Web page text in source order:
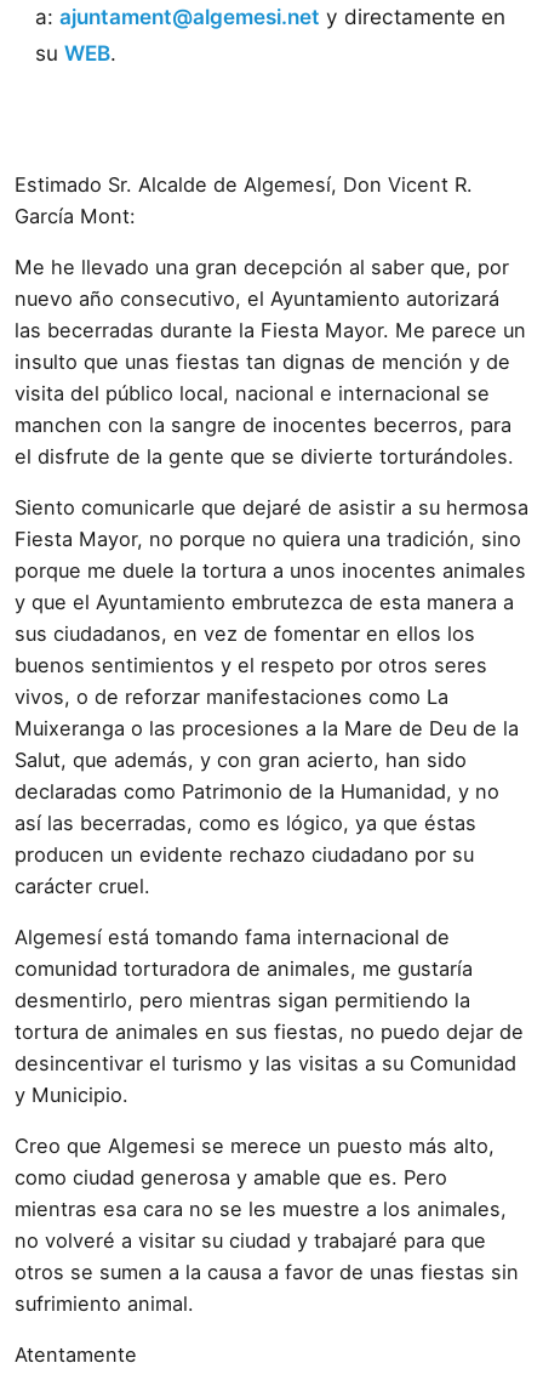
a: ajuntament@algemesi.net y directamente en
su WEB.
Estimado Sr. Alcalde de Algemesí, Don Vicent R.
García Mont:
Me he llevado una gran decepción al saber que, por
nuevo año consecutivo, el Ayuntamiento autorizará
las becerradas durante la Fiesta Mayor. Me parece un
insulto que unas fiestas tan dignas de mención y de
visita del público local, nacional e internacional se
manchen con la sangre de inocentes becerros, para
el disfrute de la gente que se divierte torturándoles.
Siento comunicarle que dejaré de asistir a su hermosa
Fiesta Mayor, no porque no quiera una tradición, sino
porque me duele la tortura a unos inocentes animales
y que el Ayuntamiento embrutezca de esta manera a
sus ciudadanos, en vez de fomentar en ellos los
buenos sentimientos y el respeto por otros seres
vivos, o de reforzar manifestaciones como La
Muixeranga o las procesiones a la Mare de Deu de la
Salut, que además, y con gran acierto, han sido
declaradas como Patrimonio de la Humanidad, y no
así las becerradas, como es lógico, ya que éstas
producen un evidente rechazo ciudadano por su
carácter cruel.
Algemesí está tomando fama internacional de
comunidad torturadora de animales, me gustaría
desmentirlo, pero mientras sigan permitiendo la
tortura de animales en sus fiestas, no puedo dejar de
desincentivar el turismo y las visitas a su Comunidad
y Municipio.
Creo que Algemesi se merece un puesto más alto,
como ciudad generosa y amable que es. Pero
mientras esa cara no se les muestre a los animales,
no volveré a visitar su ciudad y trabajaré para que
otros se sumen a la causa a favor de unas fiestas sin
sufrimiento animal.
Atentamente